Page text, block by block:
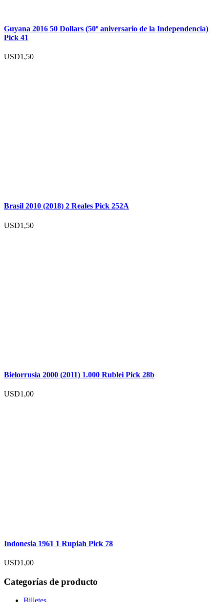
Guyana 2016 50 Dollars (50º aniversario de la Independencia)
Pick 41
USD1,50
Brasil 2010 (2018) 2 Reales Pick 252A
USD1,50
Bielorrusia 2000 (2011) 1.000 Rublei Pick 28b
USD1,00
Indonesia 1961 1 Rupiah Pick 78
USD1,00
Categorías de producto